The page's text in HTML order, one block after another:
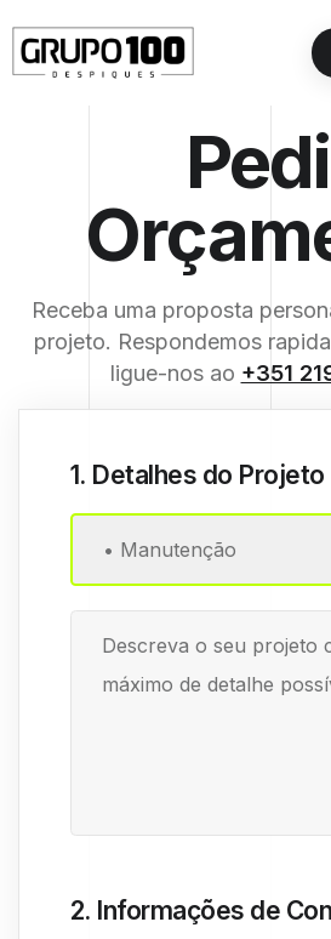
Receba uma proposta
projeto. Respondemos
ligue-nos ao +351
1. Detalhes do Projeto
2. Informações de